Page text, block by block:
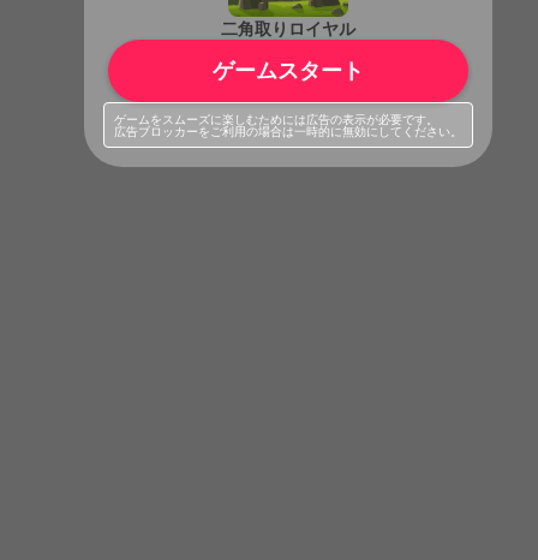
二角取りロイヤル
ゲームスタート
ゲームをスムーズに楽しむためには広告の表示が必要です。
広告ブロッカーをご利用の場合は一時的に無効にしてください。